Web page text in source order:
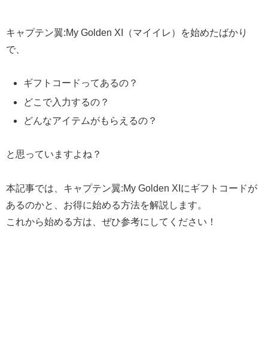
キャプテン翼:My Golden XI（マイイレ）を始めたばかり
で、
ギフトコードってあるの？
どこで入力するの？
どんなアイテムがもらえるの？
と思っていますよね？
本記事では、キャプテン翼:My Golden XIにギフトコードが
あるのかと、お得に始める方法を解説します。
これから始める方は、ぜひ参考にしてください！